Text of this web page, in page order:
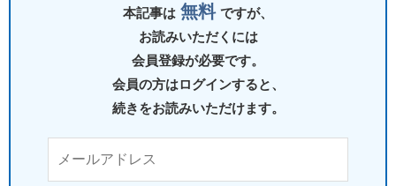
本記事は 無料 ですが、
お読みいただくには
会員登録が必要です。
会員の方はログインすると、
続きをお読みいただけます。